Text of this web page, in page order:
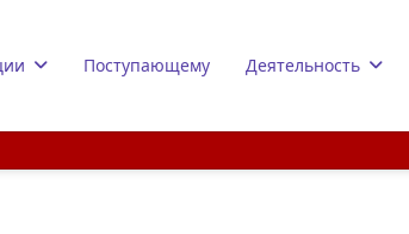
Поступающему Деятельность